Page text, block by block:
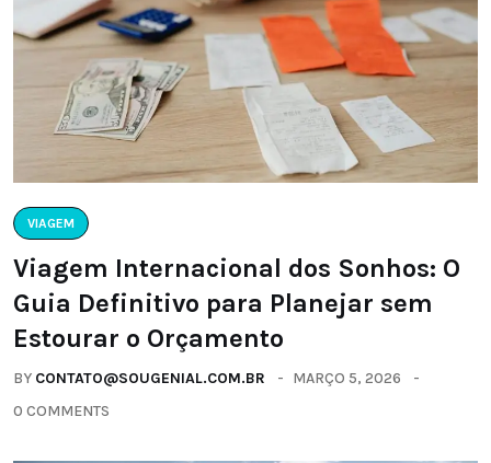
VIAGEM
Viagem Internacional dos Sonhos: O
Guia Definitivo para Planejar sem
Estourar o Orçamento
BY CONTATO@SOUGENIAL.COM.BR
MARÇO 5, 2026
0 COMMENTS